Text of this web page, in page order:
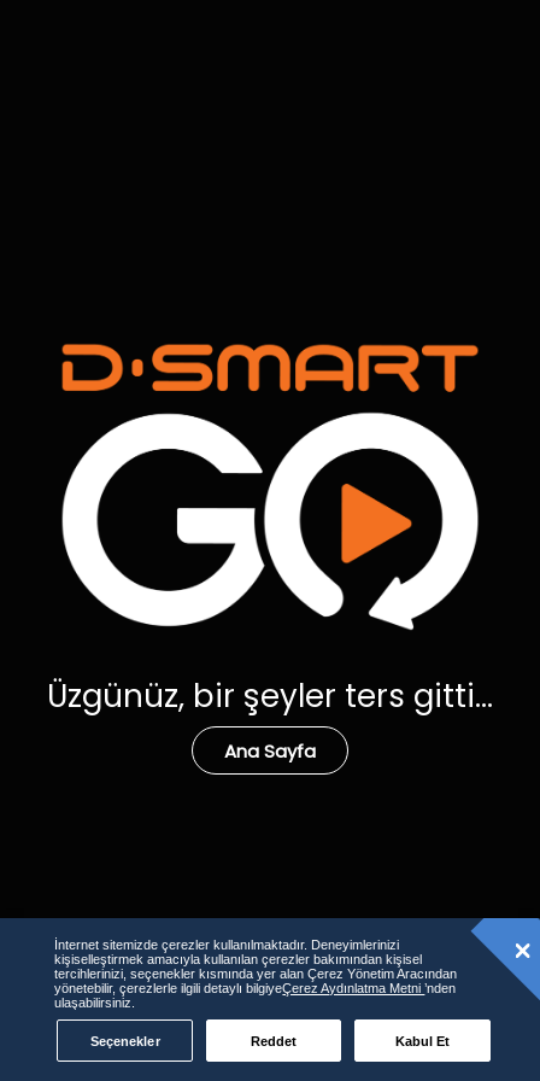
Üzgünüz, bir şeyler ters gitti...
Ana Sayfa
İnternet sitemizde çerezler kullanılmaktadır. Deneyimlerinizi
kişiselleştirmek amacıyla kullanılan çerezler bakımından kişisel
tercihlerinizi, seçenekler kısmında yer alan Çerez Yönetim Aracından
yönetebilir, çerezlerle ilgili detaylı bilgiyeÇerez Aydınlatma Metni’nden
ulaşabilirsiniz.
Seçenekler Reddet Kabul Et